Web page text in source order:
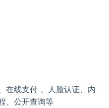
在线支付 、人脸认证、内
、公开查询等